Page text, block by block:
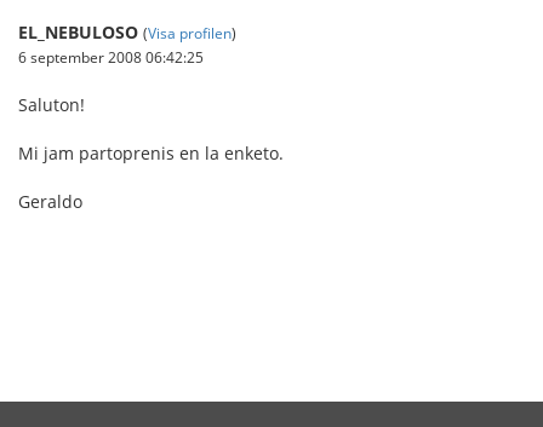
EL_NEBULOSO (Visa profilen)
6 september 2008 06:42:25
Saluton!
Mi jam partoprenis en la enketo.
Geraldo